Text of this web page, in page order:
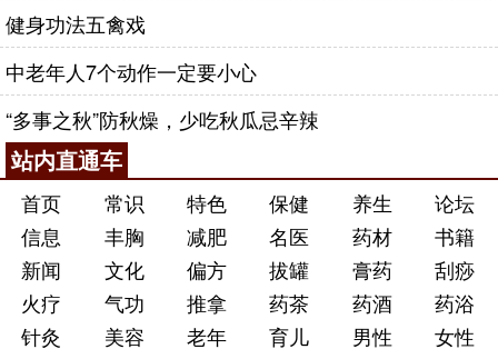
健身功法五禽戏
中老年人7个动作一定要小心
“多事之秋”防秋燥，少吃秋瓜忌辛辣
站内直通车
首页 常识 特色 保健 养生
论坛
信息
丰胸 减肥 名医 药材
书籍
新闻
文化 偏方 拔罐 膏药
刮痧
火疗
气功 推拿 药茶 药酒
药浴
针灸
美容 老年 育儿 男性
女性